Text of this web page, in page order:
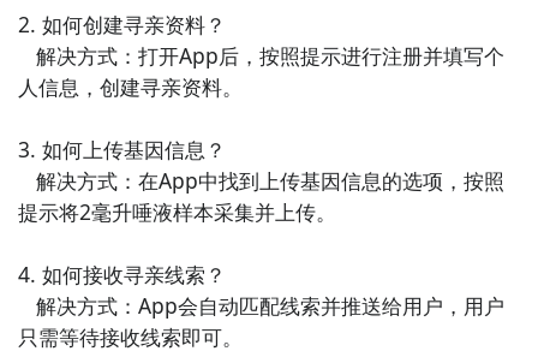
6. 《智能提醒》 - 这款小工具类APP可以根据你设定的
提醒事项和时间，智能地提醒你重要的日程安排，让你
不再错过重要事情。
7. 《音乐放松》 - 这款生活休闲类APP提供了各种放松
音乐和冥想音频，帮助你放松心情，减轻压力，提高专
注力。
8. 《艺术绘画》 - 这款小工具类APP提供了各种绘画工
具和素材，让你在手机上尽情发挥创造力，体验艺术的
乐趣。
2. 如何创建寻亲资料？
人信息，创建寻亲资料。
3. 如何上传基因信息？
提示将2毫升唾液样本采集并上传。
4. 如何接收寻亲线索？
只需等待接收线索即可。